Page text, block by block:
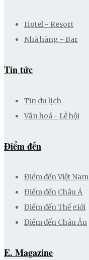
Hotel - Resort
Nhà hàng - Bar
Tin tức
Tin du lịch
Văn hoá - Lễ hội
Điểm đến
Điểm đến Việt Nam
Điểm đến Châu Á
Điểm đến Thế giới
Điểm đến Châu Âu
E. Magazine